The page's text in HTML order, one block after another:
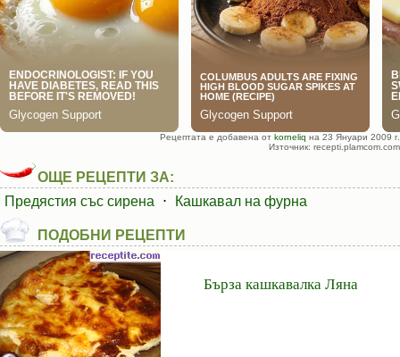
Рецептата е добавена от korneliq на 23 Януари 2009 г.
Източник: recepti.plamcom.com
ОЩЕ РЕЦЕПТИ ЗА:
Предястия със сирена
⋅ Кашкавал на фурна
ПОДОБНИ РЕЦЕПТИ
Бърза кашкавалка Ляна